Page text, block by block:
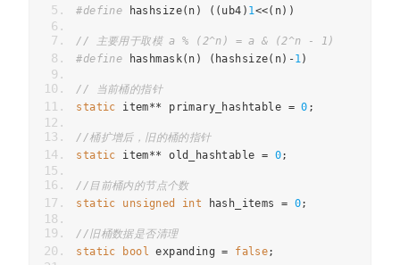
#define hashsize( n ) (( ub4 ) 1<<( n))
// 主要用于取模 a % (2^n) = a & (2^n - 1)
#define hashmask( n ) ( hashsize( n)-1)
// 当前桶的指针
static item** primary_hashtable = 0 ;
//桶扩增后，旧的桶的指针
static item** old_hashtable = 0;
//目前桶内的节点个数
static
unsigned int hash_items = 0;
//旧桶数据是否清理
static
bool expanding = false;